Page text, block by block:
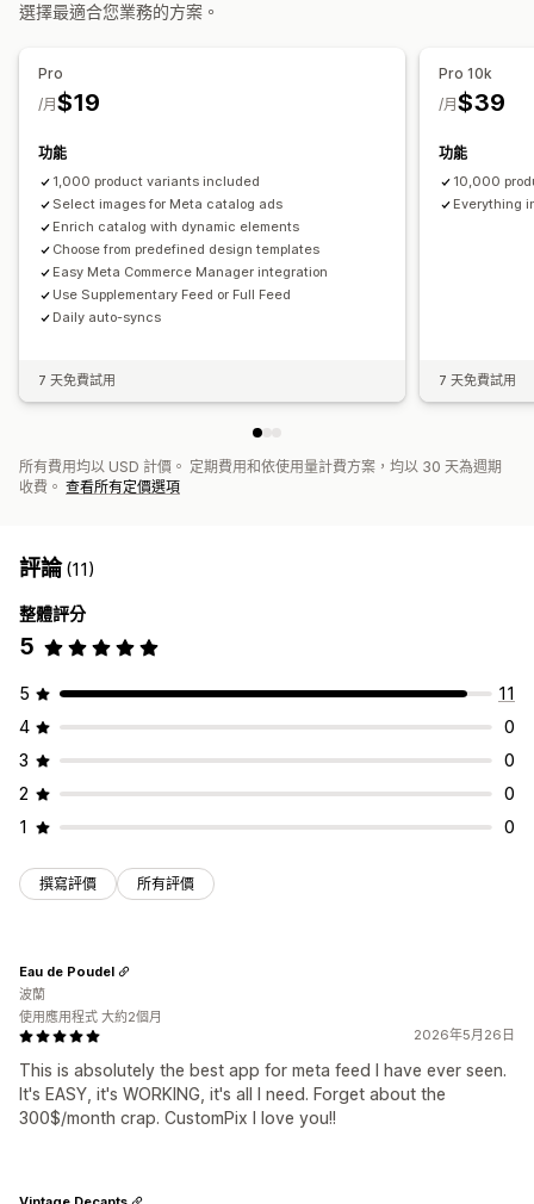
選擇最適合您業務的方案。
Pro
$19
/月
功能
1,000 product variants included
Select images for Meta catalog ads
Enrich catalog with dynamic elements
Choose from predefined design templates
Easy Meta Commerce Manager integration
Use Supplementary Feed or Full Feed
Daily auto-syncs
7 天免費試用
Pro 10k
$39
/月
功能
10,000
Everything
7 天免費試用
所有費用均以 USD 計價。 定期費用和依使用量計費方案，均以 30 天為週期
收費。 查看所有定價選項
評論(11)
整體評分
5
5
11
4
0
3
0
2
0
1
0
撰寫評價 所有評價
2026年5月26日
This is absolutely the best app for meta feed I have ever seen.
It's EASY, it's WORKING, it's all I need. Forget about the
300$/month crap. CustomPix I love you!!
Eau de Poudel
波蘭
使用應用程式 大約2個月